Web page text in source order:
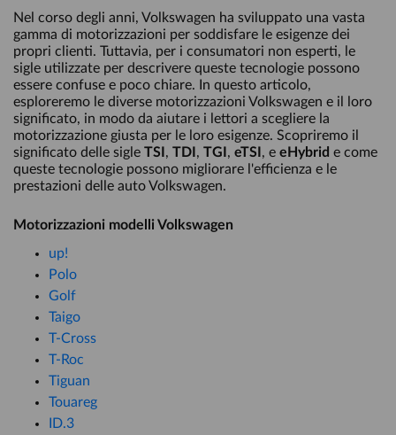
Nel corso degli anni, Volkswagen ha sviluppato una vasta
gamma di motorizzazioni per soddisfare le esigenze dei
propri clienti. Tuttavia, per i consumatori non esperti, le
sigle utilizzate per descrivere queste tecnologie possono
essere confuse e poco chiare. In questo articolo,
esploreremo le diverse motorizzazioni Volkswagen e il loro
significato, in modo da aiutare i lettori a scegliere la
motorizzazione giusta per le loro esigenze. Scopriremo il
significato delle sigle TSI , TDI , TGI , eTSI , e eHybrid e come
queste tecnologie possono migliorare l'efficienza e le
prestazioni delle auto Volkswagen.
Motorizzazioni modelli Volkswagen
up!
Polo
Golf
Taigo
T-Cross
T-Roc
Tiguan
Touareg
ID.3